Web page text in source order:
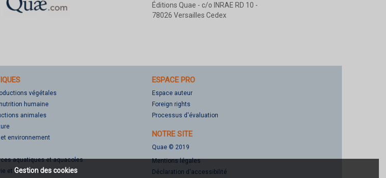
Gestion des cookies
Éditions Quae - c/o INRAE RD 10 -
78026 Versailles Cedex
végétales
humaine
animales
environnement
aquatiques et aquacoles
et de la terre
ESPACE PRO
Espace auteur
Foreign rights
Processus d'évaluation
NOTRE SITE
Quae © 2019
Mentions légales
Déclaration d'accessibilité